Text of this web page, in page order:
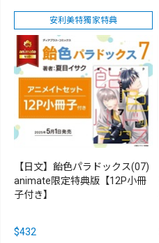
安利美特獨家特典
【日文】飴色パラドックス(07)
animate限定特典版【12P小冊
子付き】
$432